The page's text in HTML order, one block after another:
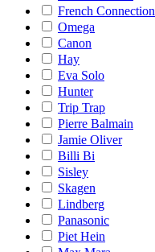
French Connection
Omega
Canon
Hay
Eva Solo
Hunter
Trip Trap
Pierre Balmain
Jamie Oliver
Billi Bi
Sisley
Skagen
Lindberg
Panasonic
Piet Hein